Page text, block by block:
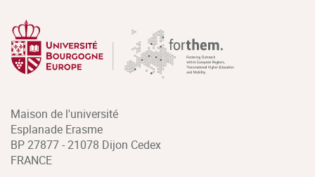
Maison de l'université
Esplanade Erasme
BP 27877 - 21078 Dijon Cedex
FRANCE